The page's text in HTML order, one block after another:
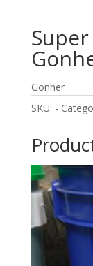
Gonher
SKU: -